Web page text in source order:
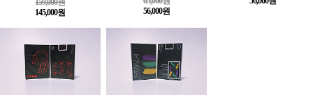
159,000원
145,000원
56,000원